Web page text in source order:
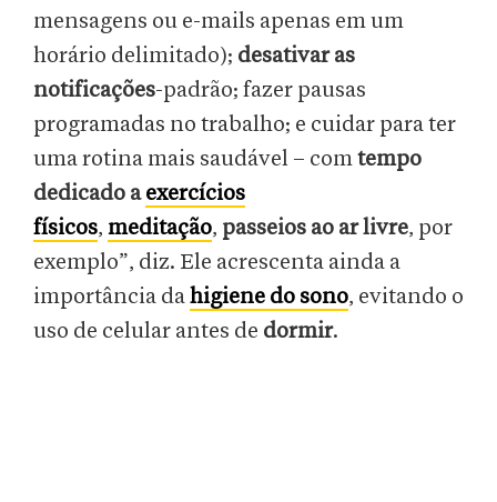
mensagens ou e-mails apenas em um
horário delimitado); desativar as
notificações-padrão; fazer pausas
programadas no trabalho; e cuidar para ter
uma rotina mais saudável – comtempo
dedicado aexercícios
físicos, meditação, passeios ao ar livre, por
exemplo”, diz. Ele acrescenta ainda a
importância dahigiene do sono, evitando o
uso de celular antes de dormir.